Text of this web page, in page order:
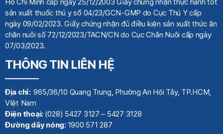
sản xuất thuốc thú y số 04/23/GCN-GMP do Cục Thú Y cấp
ngày 09/02/2023. Giấy chứng nhận đủ điều kiện sản xuất thức ăn
chăn nuôi số 72/12/2023/TACN/CN do Cục Chăn Nuôi cấp ngày
07/03/2023.
THÔNG TIN LIÊN HỆ
Địa chỉ:965/36/10 Quang Trung, Phường An Hội Tây, TP.HCM,
VIệt Nam
Điện thoại: (028) 5427 3127 – 5427 3128
Đường dây nóng: 1900 571 287